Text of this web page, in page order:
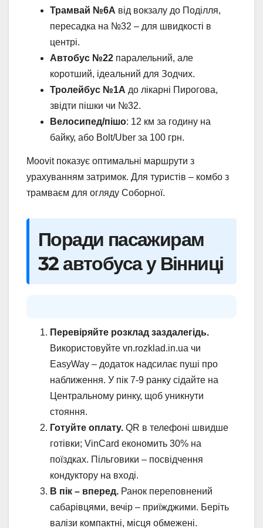
Трамвай №6А від вокзалу до Поділля,
пересадка на №32 – для швидкості в
центрі.
Автобус №22 паралельний, але
коротший, ідеальний для Зодчих.
Тролейбус №1А до лікарні Пирогова,
звідти пішки чи №32.
Велосипед/пішо: 12 км за годину на
байку, або Bolt/Uber за 100 грн.
Moovit показує оптимальні маршрути з
урахуванням затримок. Для туристів – комбо з
трамваєм для огляду Соборної.
Поради пасажирам
32 автобуса у Вінниці
Перевіряйте розклад заздалегідь.
Використовуйте vn.rozklad.in.ua чи
EasyWay – додаток надсилає пуші про
наближення. У пік 7-9 ранку сідайте на
Центральному ринку, щоб уникнути
стояння.
Готуйте оплату. QR в телефоні швидше
готівки; VinCard економить 30% на
поїздках. Пільговики – посвідчення
кондуктору на вході.
В пік – вперед. Ранок переповнений
сабарівцями, вечір – приїжджими. Беріть
валізи компактні, місця обмежені.